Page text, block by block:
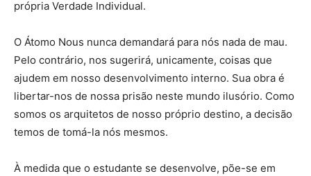
própria Verdade Individual.
O Átomo Nous nunca demandará para nós nada de mau.
Pelo contrário, nos sugerirá, unicamente, coisas que
ajudem em nosso desenvolvimento interno. Sua obra é
libertar-nos de nossa prisão neste mundo ilusório. Como
somos os arquitetos de nosso próprio destino, a decisão
temos de tomá-la nós mesmos.
À medida que o estudante se desenvolve, põe-se em